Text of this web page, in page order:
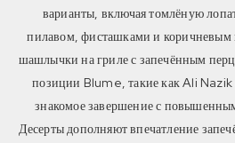
варианты, включая томлёную
пилавом, фисташками и коричневым
шашлычки на гриле с запечённым
позиции Blume, такие как Ali
знакомое завершение с
Десерты дополняют впечатление